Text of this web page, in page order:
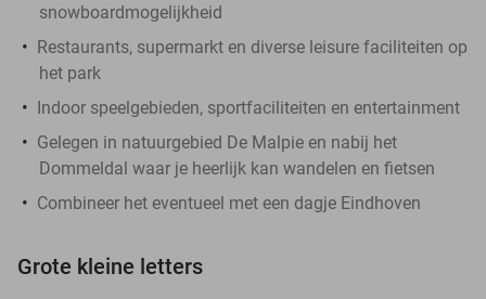
snowboardmogelijkheid
Restaurants, supermarkt en diverse leisure faciliteiten op
het park
Indoor speelgebieden, sportfaciliteiten en entertainment
Gelegen in natuurgebied De Malpie en nabij het
Dommeldal waar je heerlijk kan wandelen en fietsen
Combineer het eventueel met een dagje Eindhoven
Grote kleine letters